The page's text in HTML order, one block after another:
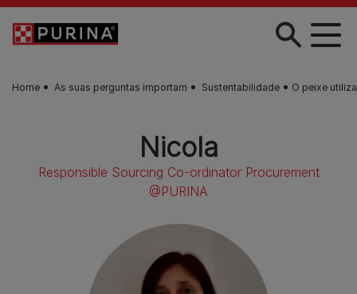
Skip to main content
Home As suas perguntas importam Sustentabilidade O peixe
Nicola
Responsible Sourcing Co-ordinator Procurement
@PURINA